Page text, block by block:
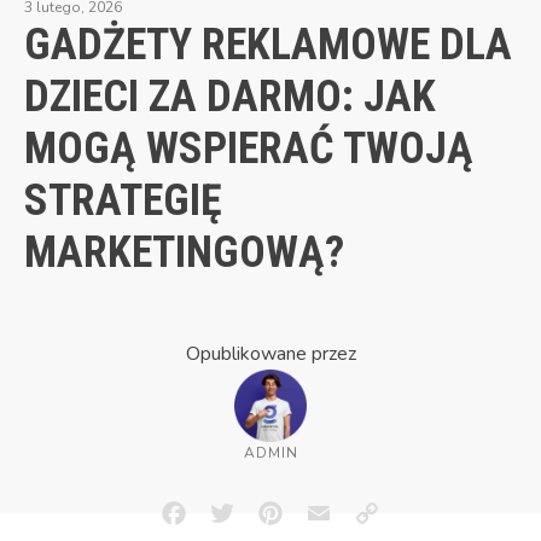
3 lutego, 2026
GADŻETY REKLAMOWE DLA
DZIECI ZA DARMO: JAK
MOGĄ WSPIERAĆ TWOJĄ
STRATEGIĘ
MARKETINGOWĄ?
Opublikowane przez
ADMIN
FacebookTwitterPinterestEmailCopy